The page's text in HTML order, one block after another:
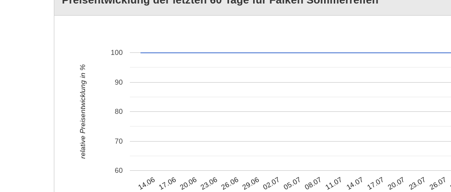
14.06 17.06 20.06 23.06 26.06 29.06 02.07 05.07 08.07 11.07 14.07 17.07 20.07 23.07 26.07
60
70
80
90
100
relative Preisentwicklung in %